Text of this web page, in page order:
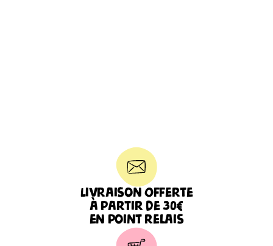
Livraison Offerte
à partir de 30€
en point relais